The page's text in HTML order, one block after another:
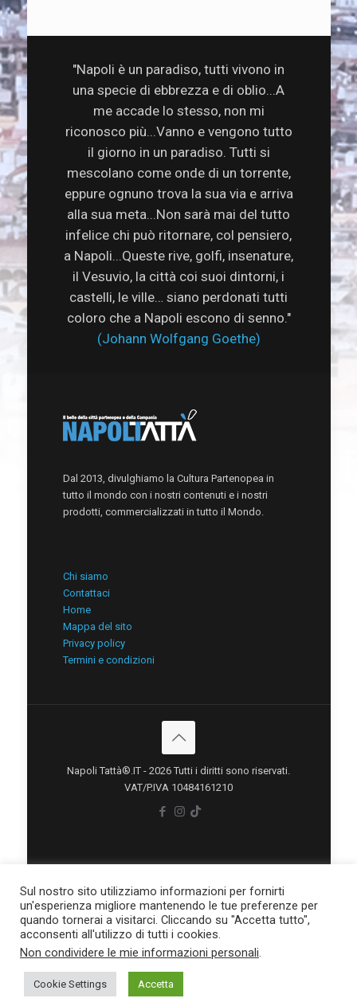
"Napoli è un paradiso, tutti vivono in
una specie di ebbrezza e di oblio...A
me accade lo stesso, non mi
riconosco più...Vanno e vengono tutto
il giorno in un paradiso. Tutti si
mescolano come onde di un torrente,
eppure ognuno trova la sua via e arriva
alla sua meta...Non sarà mai del tutto
infelice chi può ritornare, col pensiero,
a Napoli...Queste rive, golfi, insenature,
il Vesuvio, la città coi suoi dintorni, i
castelli, le ville… siano perdonati tutti
coloro che a Napoli escono di senno."
(Johann Wolfgang Goethe)
Dal 2013, divulghiamo la Cultura Partenopea in
tutto il mondo con i nostri contenuti e i nostri
prodotti, commercializzati in tutto il Mondo.
Chi siamo
Contattaci
Home
Mappa del sito
Privacy policy
Termini e condizioni
Napoli Tattà®.IT - 2026 Tutti i diritti sono riservati.
VAT/P.IVA 10484161210
Sul nostro sito utilizziamo informazioni per fornirti
un'esperienza migliore mantenendo le tue preferenze per
quando tornerai a visitarci. Cliccando su "Accetta tutto",
acconsenti all'utilizzo di tutti i cookies.
Non condividere le mie informazioni personali.
Cookie Settings Accetta
situs scam